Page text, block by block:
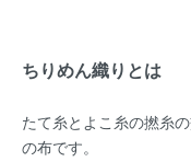
ちりめん織りとは
たて糸とよこ糸の撚糸
の布です。